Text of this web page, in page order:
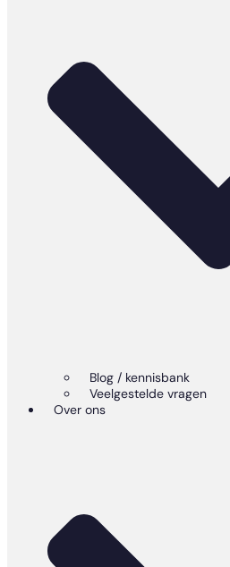
Blog / kennisbank
Veelgestelde vragen
Over ons